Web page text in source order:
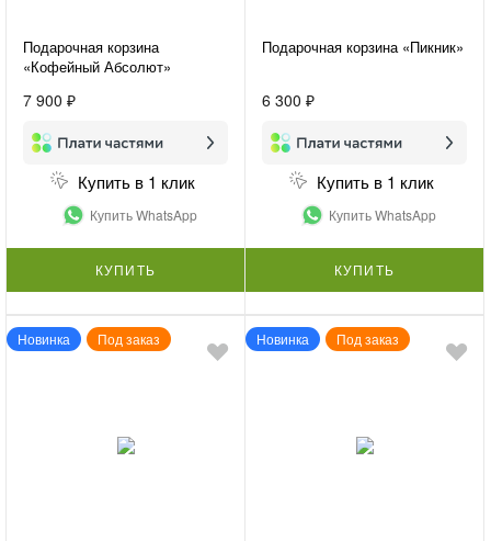
Подарочная корзина
«Кофейный Абсолют»
7 900 ₽
Купить в 1 клик
Купить WhatsApp
КУПИТЬ
Подарочная корзина «Пикник»
6 300 ₽
Купить в 1 клик
Купить WhatsApp
КУПИТЬ
Новинка Под заказ Новинка Под заказ